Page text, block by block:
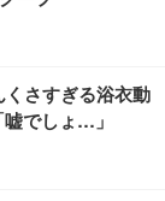
くさすぎる浴衣動
でしょ…」